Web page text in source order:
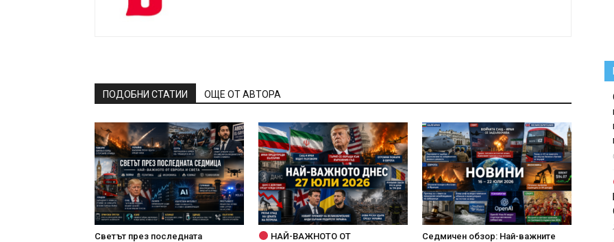
ПОДОБНИ СТАТИИ ОЩЕ ОТ АВТОРА
Светът през последната
НАЙ-ВАЖНОТО ОТ
Седмичен обзор: Най-важните